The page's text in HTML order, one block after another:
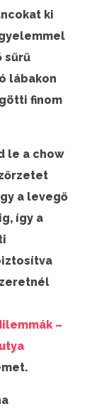
ki
sűrű
lábakon
finom
le a chow
a levegő
így a
–